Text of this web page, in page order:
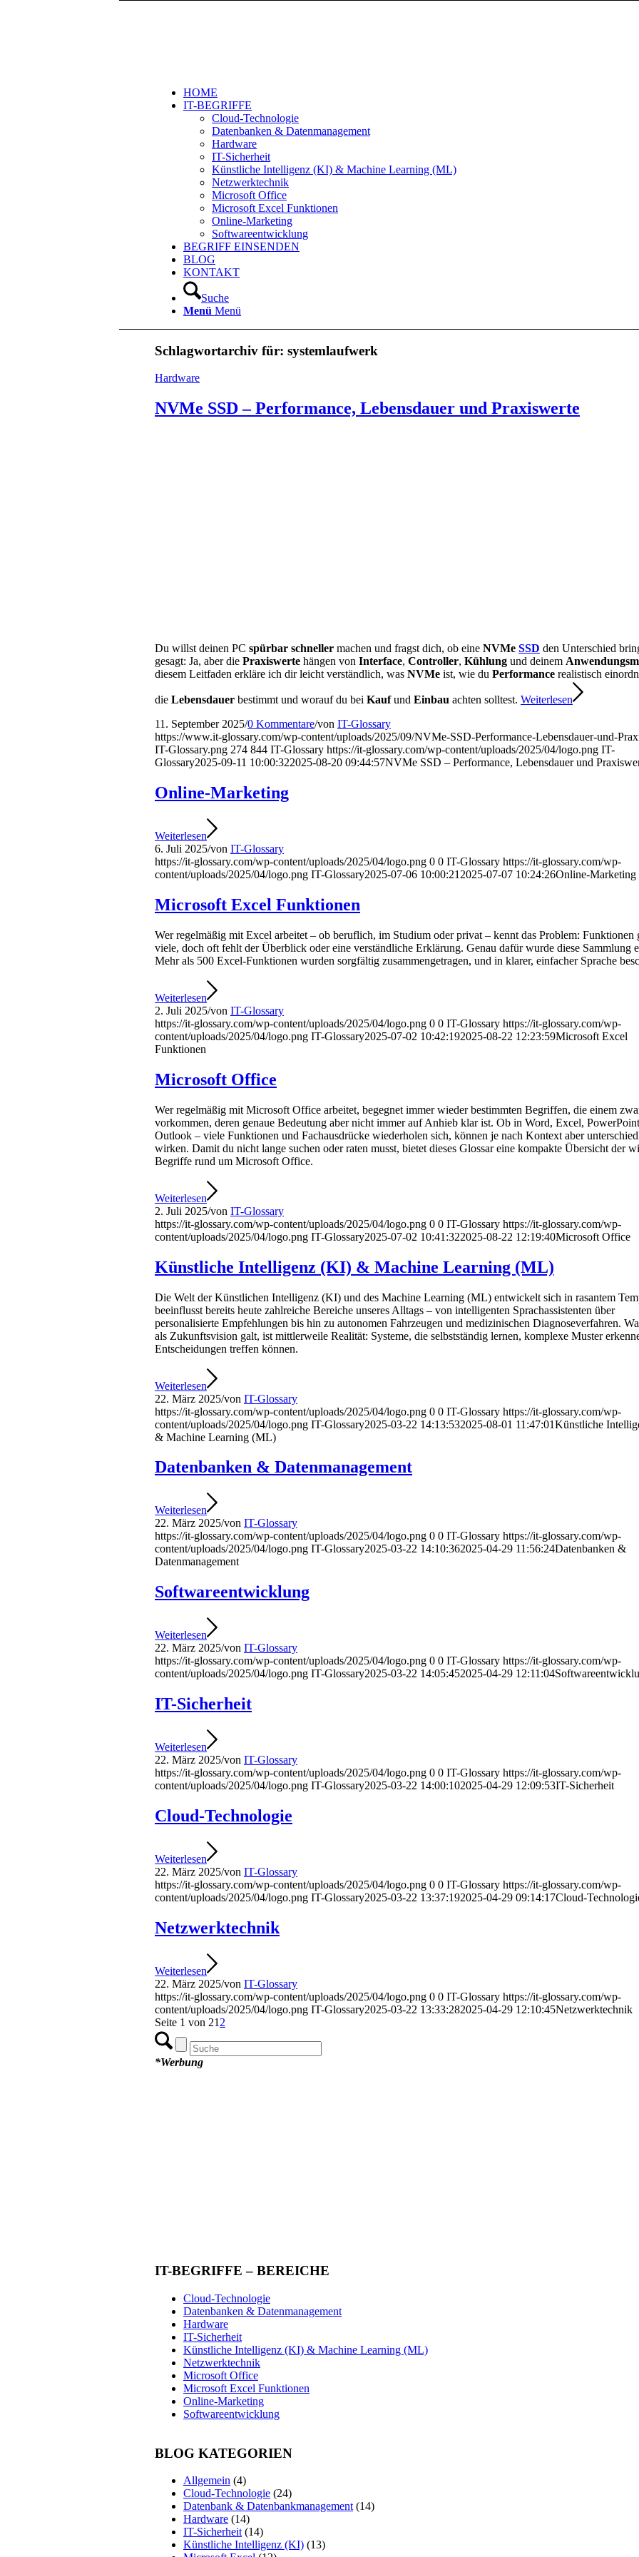
HOME
IT-BEGRIFFE
Cloud-Technologie
Datenbanken & Datenmanagement
Hardware
IT-Sicherheit
Künstliche Intelligenz (KI) & Machine Learning (ML)
Netzwerktechnik
Microsoft Office
Microsoft Excel Funktionen
Online-Marketing
Softwareentwicklung
BEGRIFF EINSENDEN
BLOG
KONTAKT
Suche
Menü Menü
Schlagwortarchiv für: systemlaufwerk
Hardware
NVMe SSD – Performance, Lebensdauer und Praxiswerte
Du willst deinen PC spürbar schneller machen und fragst dich, ob eine NVMe SSD den Unterschied
gesagt: Ja, aber die Praxiswerte hängen von Interface, Controller, Kühlung und deinem
diesem Leitfaden erkläre ich dir leicht verständlich, was NVMe ist, wie du Performance realistisch
die Lebensdauer bestimmt und worauf du bei Kaufund Einbau achten solltest. Weiterlesen
11. September 2025/0 Kommentare/von IT-Glossary
https://www.it-glossary.com/wp-content/uploads/2025/09/NVMe-SSD-Performance-Lebensdauer-und-
IT-Glossary.png 274 844 IT-Glossary https://it-glossary.com/wp-content/uploads/2025/04/logo.png IT-
Glossary2025-09-11 10:00:322025-08-20 09:44:57NVMe SSD – Performance, Lebensdauer und
Online-Marketing
Weiterlesen
6. Juli 2025/von IT-Glossary
https://it-glossary.com/wp-content/uploads/2025/04/logo.png 0 0 IT-Glossary https://it-glossary.com/wp-
content/uploads/2025/04/logo.png IT-Glossary2025-07-06 10:00:21 2025-07-07 10:24:26Online-Marketing
Microsoft Excel Funktionen
Wer regelmäßig mit Excel arbeitet – ob beruflich, im Studium oder privat – kennt das Problem: Funktionen
viele, doch oft fehlt der Überblick oder eine verständliche Erklärung. Genau dafür wurde diese Sammlung
Mehr als 500 Excel-Funktionen wurden sorgfältig zusammengetragen, und in klarer, einfacher Sprache
Weiterlesen
2. Juli 2025/von IT-Glossary
https://it-glossary.com/wp-content/uploads/2025/04/logo.png 0 0 IT-Glossary https://it-glossary.com/wp-
content/uploads/2025/04/logo.png IT-Glossary2025-07-02 10:42:192025-08-22 12:23:59Microsoft Excel
Funktionen
Microsoft Office
Wer regelmäßig mit Microsoft Office arbeitet, begegnet immer wieder bestimmten Begriffen, die einem
vorkommen, deren genaue Bedeutung aber nicht immer auf Anhieb klar ist. Ob in Word, Excel,
Outlook – viele Funktionen und Fachausdrücke wiederholen sich, können je nach Kontext aber
wirken. Damit du nicht lange suchen oder raten musst, bietet dieses Glossar eine kompakte Übersicht der
Begriffe rund um Microsoft Office.
Weiterlesen
2. Juli 2025/von IT-Glossary
https://it-glossary.com/wp-content/uploads/2025/04/logo.png 0 0 IT-Glossary https://it-glossary.com/wp-
content/uploads/2025/04/logo.png IT-Glossary2025-07-02 10:41:322025-08-22 12:19:40Microsoft Office
Künstliche Intelligenz (KI) & Machine Learning (ML)
Die Welt der Künstlichen Intelligenz (KI) und des Machine Learning (ML) entwickelt sich in rasantem
beeinflusst bereits heute zahlreiche Bereiche unseres Alltags – von intelligenten Sprachassistenten über
personalisierte Empfehlungen bis hin zu autonomen Fahrzeugen und medizinischen Diagnoseverfahren.
als Zukunftsvision galt, ist mittlerweile Realität: Systeme, die selbstständig lernen, komplexe Muster
Entscheidungen treffen können.
Weiterlesen
22. März 2025/von IT-Glossary
https://it-glossary.com/wp-content/uploads/2025/04/logo.png 0 0 IT-Glossary https://it-glossary.com/wp-
content/uploads/2025/04/logo.png IT-Glossary2025-03-22 14:13:532025-08-01 11:47:01Künstliche
& Machine Learning (ML)
Datenbanken & Datenmanagement
Weiterlesen
22. März 2025/von IT-Glossary
https://it-glossary.com/wp-content/uploads/2025/04/logo.png 0 0 IT-Glossary https://it-glossary.com/wp-
content/uploads/2025/04/logo.png IT-Glossary2025-03-22 14:10:362025-04-29 11:56:24Datenbanken &
Datenmanagement
Softwareentwicklung
Weiterlesen
22. März 2025/von IT-Glossary
https://it-glossary.com/wp-content/uploads/2025/04/logo.png 0 0 IT-Glossary https://it-glossary.com/wp-
content/uploads/2025/04/logo.png IT-Glossary2025-03-22 14:05:452025-04-29 12:11:04
IT-Sicherheit
Weiterlesen
22. März 2025/von IT-Glossary
https://it-glossary.com/wp-content/uploads/2025/04/logo.png 0 0 IT-Glossary https://it-glossary.com/wp-
content/uploads/2025/04/logo.png IT-Glossary2025-03-22 14:00:102025-04-29 12:09:53IT-Sicherheit
Cloud-Technologie
Weiterlesen
22. März 2025/von IT-Glossary
https://it-glossary.com/wp-content/uploads/2025/04/logo.png 0 0 IT-Glossary https://it-glossary.com/wp-
content/uploads/2025/04/logo.png IT-Glossary2025-03-22 13:37:192025-04-29 09:14:17Cloud-
Netzwerktechnik
Weiterlesen
22. März 2025/von IT-Glossary
https://it-glossary.com/wp-content/uploads/2025/04/logo.png 0 0 IT-Glossary https://it-glossary.com/wp-
content/uploads/2025/04/logo.png IT-Glossary2025-03-22 13:33:282025-04-29 12:10:45Netzwerktechnik
Seite 1 von 21 2
*Werbung
IT-BEGRIFFE – BEREICHE
Cloud-Technologie
Datenbanken & Datenmanagement
Hardware
IT-Sicherheit
Künstliche Intelligenz (KI) & Machine Learning (ML)
Netzwerktechnik
Microsoft Office
Microsoft Excel Funktionen
Online-Marketing
Softwareentwicklung
BLOG KATEGORIEN
Allgemein (4)
Cloud-Technologie (24)
Datenbank & Datenbankmanagement(14)
Hardware (14)
IT-Sicherheit(14)
Künstliche Intelligenz (KI) (13)